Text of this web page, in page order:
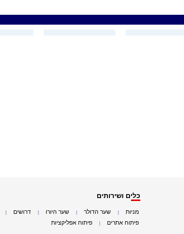
כלים ושירותים
מניות שער הדולר שער היורו דרושים
פיתוח אתרים פיתוח אפליקציות